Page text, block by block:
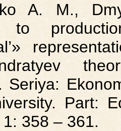
A. M.,
to
Seriya:
Part:
358 – 361.